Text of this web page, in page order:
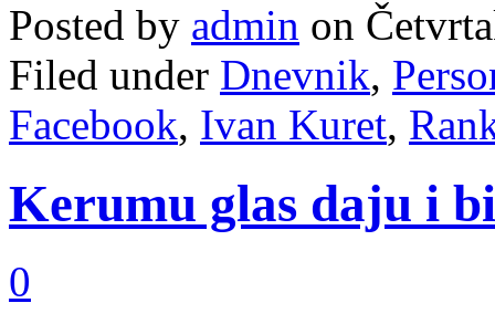
Posted by admin on
Filed under Dnevnik,
Facebook, Ivan Kuret,
Kerumu glas daju i
0